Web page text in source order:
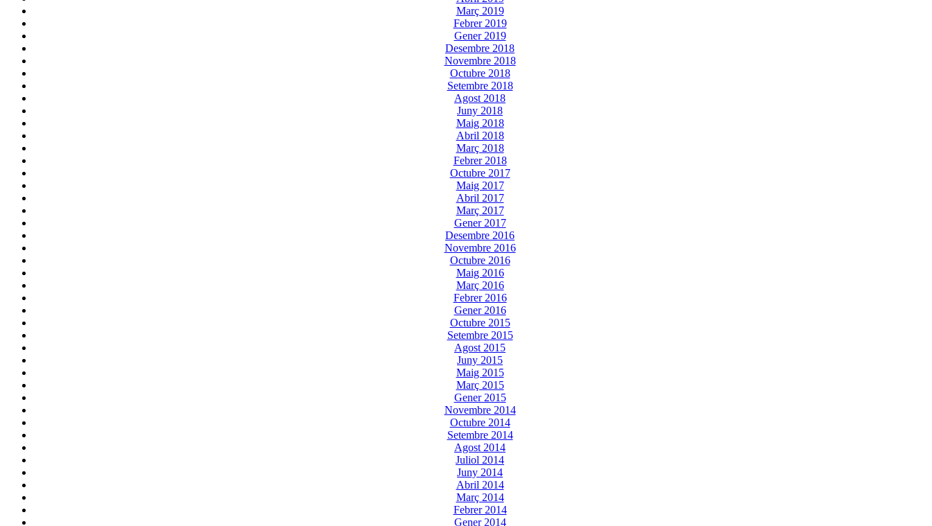
Març 2019
Febrer 2019
Gener 2019
Desembre 2018
Novembre 2018
Octubre 2018
Setembre 2018
Agost 2018
Juny 2018
Maig 2018
Abril 2018
Març 2018
Febrer 2018
Octubre 2017
Maig 2017
Abril 2017
Març 2017
Gener 2017
Desembre 2016
Novembre 2016
Octubre 2016
Maig 2016
Març 2016
Febrer 2016
Gener 2016
Octubre 2015
Setembre 2015
Agost 2015
Juny 2015
Maig 2015
Març 2015
Gener 2015
Novembre 2014
Octubre 2014
Setembre 2014
Agost 2014
Juliol 2014
Juny 2014
Abril 2014
Març 2014
Febrer 2014
Gener 2014